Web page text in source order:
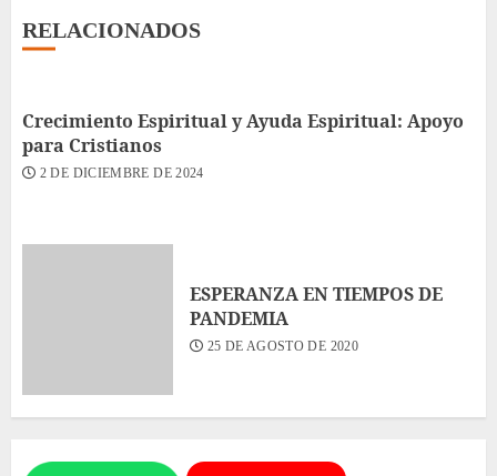
RELACIONADOS
Crecimiento Espiritual y Ayuda Espiritual: Apoyo
para Cristianos
2 DE DICIEMBRE DE 2024
ESPERANZA EN TIEMPOS DE
PANDEMIA
25 DE AGOSTO DE 2020